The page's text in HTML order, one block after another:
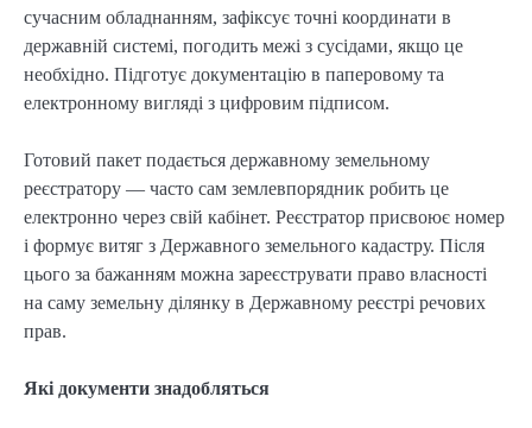
сучасним обладнанням, зафіксує точні координати в
державній системі, погодить межі з сусідами, якщо це
необхідно. Підготує документацію в паперовому та
електронному вигляді з цифровим підписом.
Готовий пакет подається державному земельному
реєстратору — часто сам землевпорядник робить це
електронно через свій кабінет. Реєстратор присвоює номер
і формує витяг з Державного земельного кадастру. Після
цього за бажанням можна зареєструвати право власності
на саму земельну ділянку в Державному реєстрі речових
прав.
Які документи знадобляться